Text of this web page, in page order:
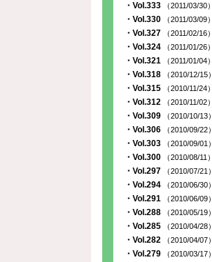
・Vol.333 （2011/03/30）
・Vol.330 （2011/03/09）
・Vol.327 （2011/02/16）
・Vol.324 （2011/01/26）
・Vol.321 （2011/01/04）
・Vol.318 （2010/12/15）
・Vol.315 （2010/11/24）
・Vol.312 （2010/11/02）
・Vol.309 （2010/10/13）
・Vol.306 （2010/09/22）
・Vol.303 （2010/09/01）
・Vol.300 （2010/08/11）
・Vol.297 （2010/07/21）
・Vol.294 （2010/06/30）
・Vol.291 （2010/06/09）
・Vol.288 （2010/05/19）
・Vol.285 （2010/04/28）
・Vol.282 （2010/04/07）
・Vol.279 （2010/03/17）